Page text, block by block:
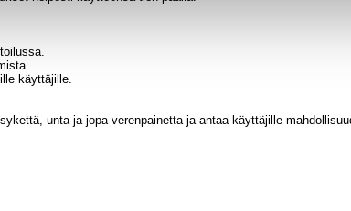
käyttäjille.
unta ja jopa verenpainetta ja antaa käyttäjille